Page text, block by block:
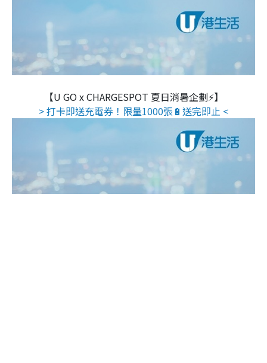
【U GO x CHARGESPOT 夏日消暑企劃⚡】
> 打卡即送充電券！限量1000張🔋送完即止 <